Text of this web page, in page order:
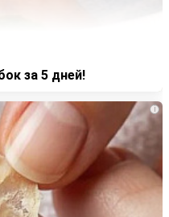
за 5 дней!
i